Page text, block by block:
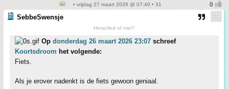
• vrijdag 27 maart 2026 @ 07:40 • 31
SebbeSwensje
Heraclied of niet?
Op donderdag 26 maart 2026 23:07 schreef
Koortsdroom het volgende:
Fiets.
Als je erover nadenkt is de fiets gewoon geniaal.